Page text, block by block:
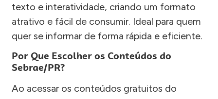
texto e interatividade, criando um formato
atrativo e fácil de consumir. Ideal para quem
quer se informar de forma rápida e eficiente.
Por Que Escolher os Conteúdos do
Sebrae/PR?
Ao acessar os conteúdos gratuitos do